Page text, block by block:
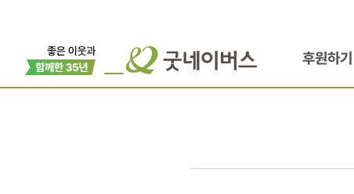
후원하기